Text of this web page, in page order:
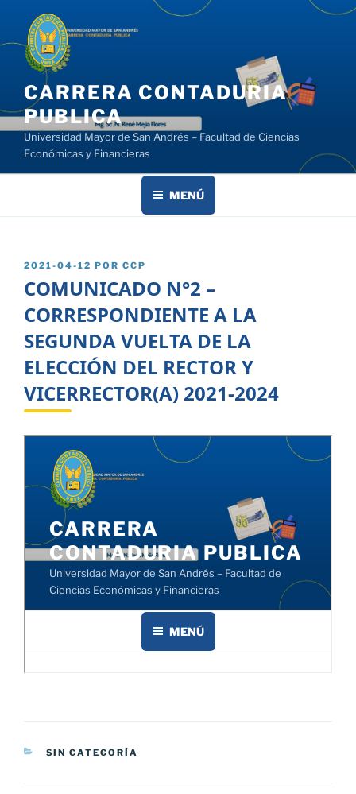
contenido
CARRERA CONTADURIA
PUBLICA
Universidad Mayor de San Andrés – Facultad de Ciencias
Económicas y Financieras
MENÚ
PUBLICADO
2021-04-12 POR CCP
COMUNICADO N°2 –
CORRESPONDIENTE A LA
SEGUNDA VUELTA DE LA
ELECCIÓN DEL RECTOR Y
VICERRECTOR(A) 2021-2024
CATEGORÍAS
SIN CATEGORÍA